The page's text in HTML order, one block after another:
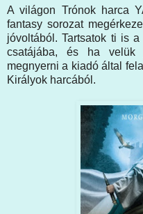
A világon Trónok harca
fantasy sorozat
jóvoltából. Tartsatok ti is
csatájába, és ha velük
megnyerni a kiadó által
Királyok harcából.